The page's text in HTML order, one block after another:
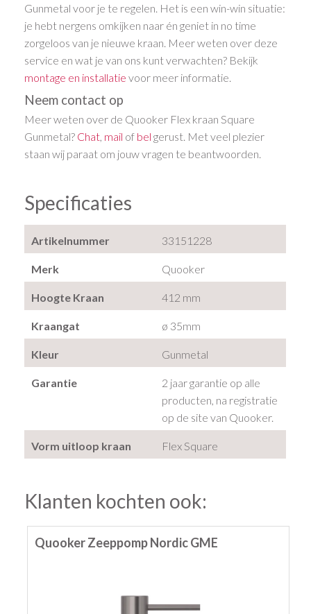
Gunmetal voor je te regelen. Het is een win-win situatie:
je hebt nergens omkijken naar én geniet in no time
zorgeloos van je nieuwe kraan. Meer weten over deze
service en wat je van ons kunt verwachten? Bekijk
montage en installatie voor meer informatie.
Neem contact op
Meer weten over de Quooker Flex kraan Square
Gunmetal? Chat, mail of bel gerust. Met veel plezier
staan wij paraat om jouw vragen te beantwoorden.
Specificaties
Artikelnummer 33151228
Merk Quooker
Hoogte Kraan 412 mm
Kraangat ø 35mm
Kleur Gunmetal
Garantie
2 jaar garantie op alle
producten, na registratie
op de site van Quooker.
Vorm uitloop kraan Flex Square
Klanten kochten ook:
Quooker Zeeppomp Nordic GME